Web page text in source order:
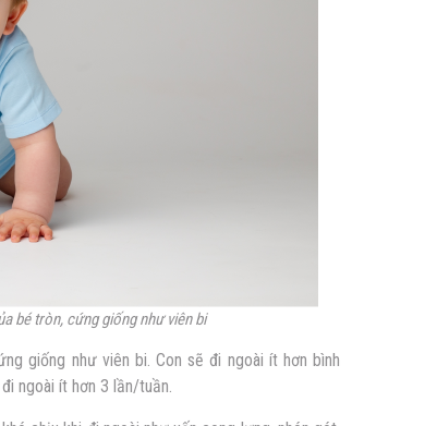
bé tròn, cứng giống như viên bi
giống như viên bi. Con sẽ đi ngoài ít hơn bình
ngoài ít hơn 3 lần/tuần.